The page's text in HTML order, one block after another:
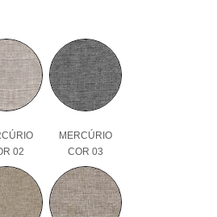
02
MERCÚRIO
COR 03